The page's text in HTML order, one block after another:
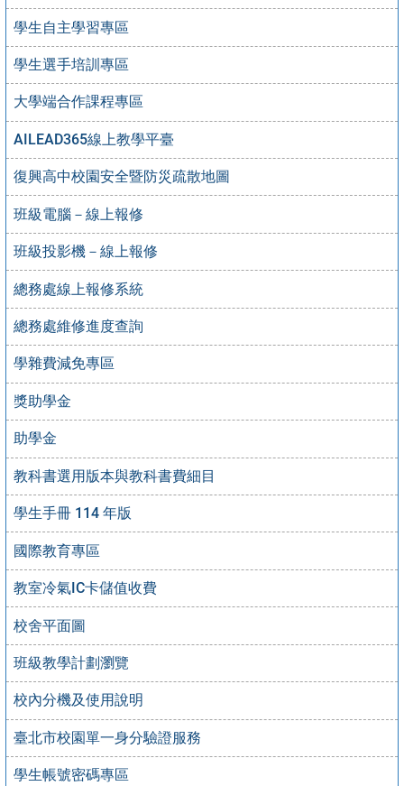
學生自主學習專區
學生選手培訓專區
大學端合作課程專區
AILEAD365線上教學平臺
復興高中校園安全暨防災疏散地圖
班級電腦－線上報修
班級投影機－線上報修
總務處線上報修系統
總務處維修進度查詢
學雜費減免專區
獎助學金
助學金
教科書選用版本與教科書費細目
學生手冊 114 年版
國際教育專區
教室冷氣IC卡儲值收費
校舍平面圖
班級教學計劃瀏覽
校內分機及使用說明
臺北市校園單一身分驗證服務
學生帳號密碼專區